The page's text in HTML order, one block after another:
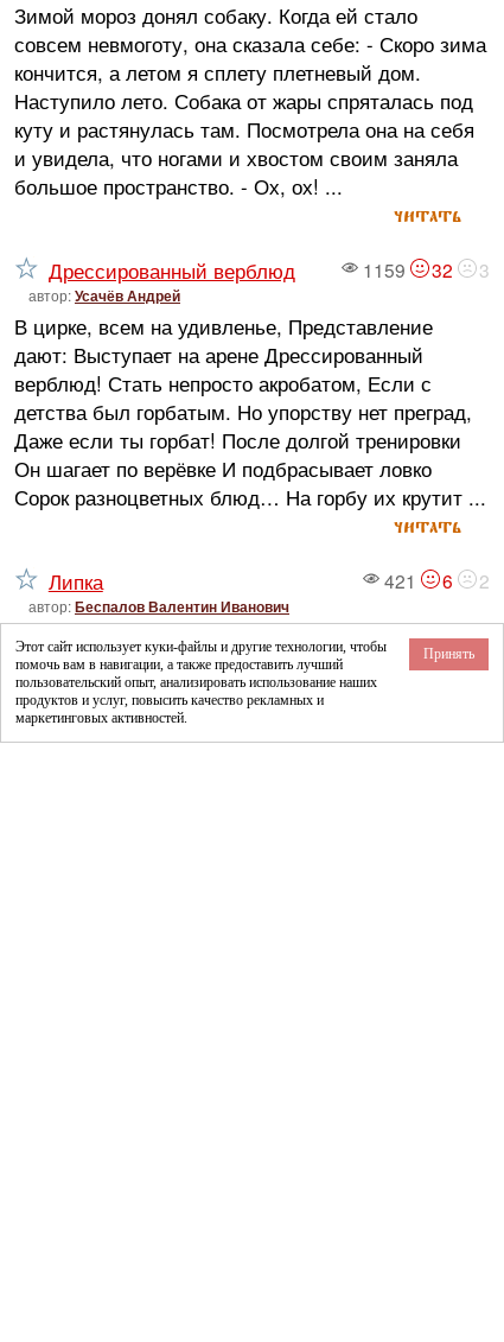
Зимой мороз донял собаку. Когда ей стало
совсем невмоготу, она сказала себе: - Скоро зима
кончится, а летом я сплету плетневый дом.
Наступило лето. Собака от жары спряталась под
куту и растянулась там. Посмотрела она на себя
и увидела, что ногами и хвостом своим заняла
большое пространство. - Ох, ох! ...
читать
1159 32 3
Дрессированный верблюд
автор:Усачёв Андрей
В цирке, всем на удивленье, Представление
дают: Выступает на арене Дрессированный
верблюд! Стать непросто акробатом, Если с
детства был горбатым. Но упорству нет преград,
Даже если ты горбат! После долгой тренировки
Он шагает по верёвке И подбрасывает ловко
Сорок разноцветных блюд… На горбу их крутит ...
читать
421 6 2
Липка
автор:Беспалов Валентин Иванович
Однажды спасались путники от жары в тени
липки и от нечего делать соображали: - Яблоня -
дерево полезное, яблоки даёт. Яблочка бы
сейчас. - Вишня - дерево полезное, вишни даёт.
Вишенки бы сейчас. - Слива-дерево полезное,
Этот сайт использует куки-файлы и другие технологии, чтобы
помочь вам в навигации, а также предоставить лучший
пользовательский опыт, анализировать использование наших
продуктов и услуг, повысить качество рекламных и
маркетинговых активностей.
Принять